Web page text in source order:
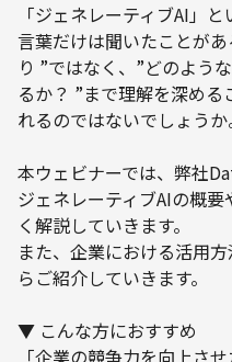
「ジェネレーティブAI」
言葉だけは聞いたことが
り ”ではなく、”どのよう
るか？ ”まで理解を深め
れるのではないでしょうか
本ウェビナーでは、弊社
ジェネレーティブAIの概
く解説していきます。
また、企業における活用
らご紹介していきます。
▼ こんな方におすすめ
「企業の競争力を向上させ